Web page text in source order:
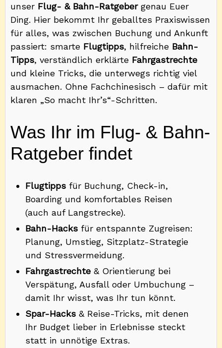
unser Flug- & Bahn-Ratgebergenau Euer
Ding. Hier bekommt Ihr geballtes Praxiswissen
für alles, was zwischen Buchung und Ankunft
passiert: smarte Flugtipps, hilfreiche Bahn-
Tipps, verständlich erklärte Fahrgastrechte
und kleine Tricks, die unterwegs richtig viel
ausmachen. Ohne Fachchinesisch – dafür mit
klaren „So macht Ihr’s“-Schritten.
Was Ihr im Flug- & Bahn-
Ratgeber findet
Flugtipps für Buchung, Check-in,
Boarding und komfortables Reisen
(auch auf Langstrecke).
Bahn-Hacks für entspannte Zugreisen:
Planung, Umstieg, Sitzplatz-Strategie
und Stressvermeidung.
Fahrgastrechte & Orientierung bei
Verspätung, Ausfall oder Umbuchung –
damit Ihr wisst, was Ihr tun könnt.
Spar-Hacks & Reise-Tricks, mit denen
Ihr Budget lieber in Erlebnisse steckt
statt in unnötige Extras.